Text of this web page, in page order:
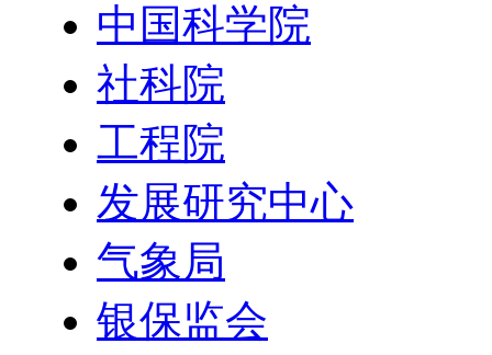
中国科学院
社科院
工程院
发展研究中心
气象局
银保监会